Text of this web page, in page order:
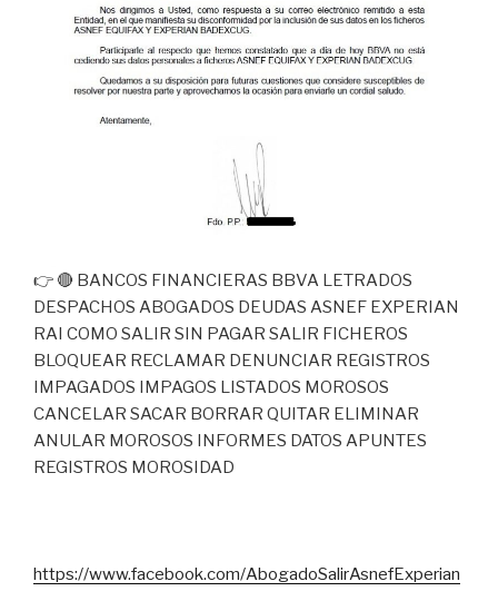
👉 🔴 BANCOS FINANCIERAS BBVA LETRADOS
DESPACHOS ABOGADOS DEUDAS ASNEF EXPERIAN
RAI COMO SALIR SIN PAGAR SALIR FICHEROS
BLOQUEAR RECLAMAR DENUNCIAR REGISTROS
IMPAGADOS IMPAGOS LISTADOS MOROSOS
CANCELAR SACAR BORRAR QUITAR ELIMINAR
ANULAR MOROSOS INFORMES DATOS APUNTES
REGISTROS MOROSIDAD
https://www.facebook.com/AbogadoSalirAsnefExperian